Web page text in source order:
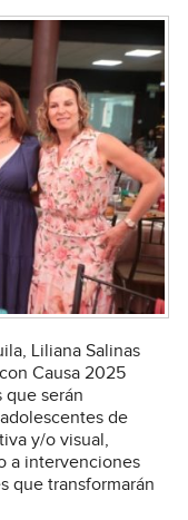
Liliana Salinas
Causa 2025
serán
de
y/o visual,
a intervenciones
que transformarán